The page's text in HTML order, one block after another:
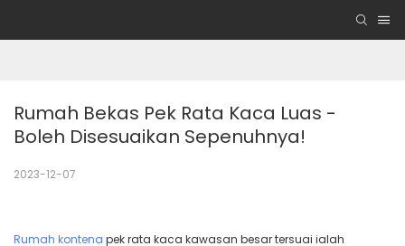
Rumah Bekas Pek Rata Kaca Luas -
Boleh Disesuaikan Sepenuhnya!
2023-12-07
Rumah kontena pek rata kaca kawasan besar tersuai ialah